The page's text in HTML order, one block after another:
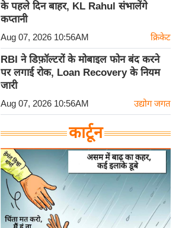
के पहले दिन बाहर, KL Rahul संभालेंगे
कप्तानी
Aug 07, 2026 10:56AM क्रिकेट
RBI ने डिफ़ॉल्टरों के मोबाइल फोन बंद करने
पर लगाई रोक, Loan Recovery के नियम
जारी
Aug 07, 2026 10:56AM उद्योग जगत
कार्टून